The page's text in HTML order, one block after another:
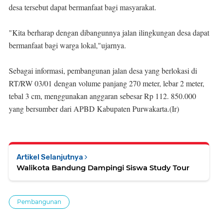
desa tersebut dapat bermanfaat bagi masyarakat.
"Kita berharap dengan dibangunnya jalan ilingkungan desa dapat
bermanfaat bagi warga lokal,"ujarnya.
Sebagai informasi, pembangunan jalan desa yang berlokasi di
RT/RW 03/01 dengan volume panjang 270 meter, lebar 2 meter,
tebal 3 cm, menggunakan anggaran sebesar Rp 112. 850.000
yang bersumber dari APBD Kabupaten Purwakarta.(Ir)
Artikel Selanjutnya
Walikota Bandung Dampingi Siswa Study Tour
Pembangunan